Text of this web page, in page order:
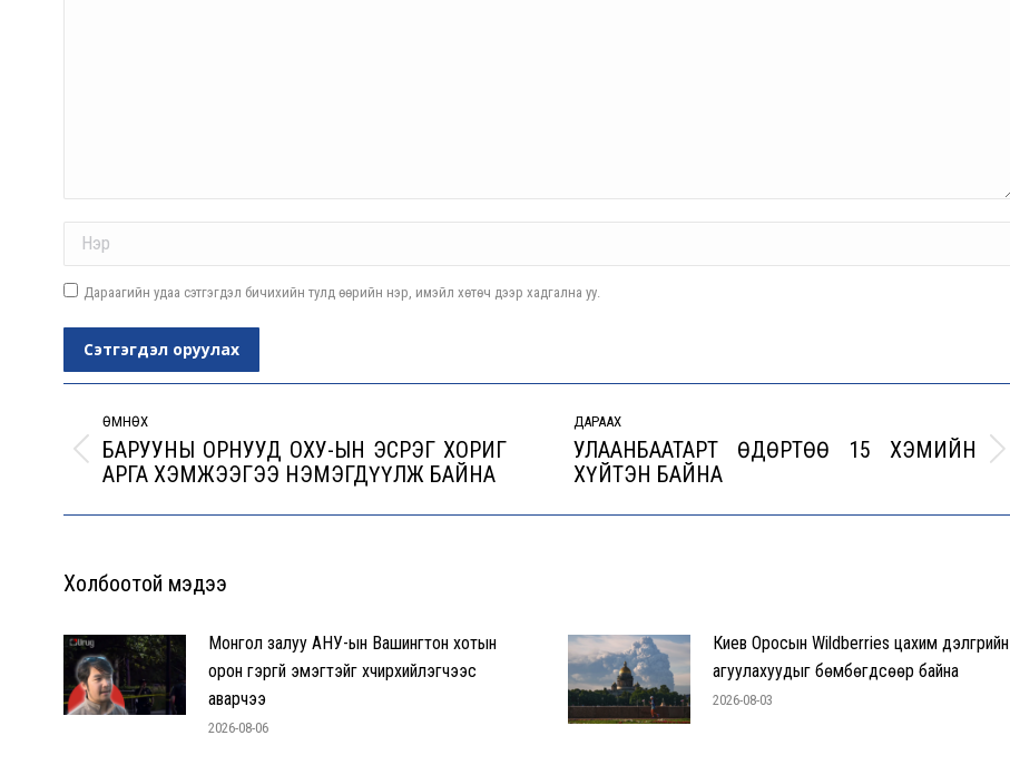
Дараагийн удаа сэтгэгдэл бичихийн тулд өөрийн нэр, имэйл хөтөч дээр хадгална уу.
Сэтгэгдэл оруулах
navigation
ӨМНӨХ
Previous
БАРУУНЫ ОРНУУД ОХУ-ЫН ЭСРЭГ ХОРИГ
АРГА ХЭМЖЭЭГЭЭ НЭМЭГДҮҮЛЖ БАЙНА
ДАРААХ
Next
УЛААНБААТАРТ ӨДӨРТӨӨ 15 ХЭМИЙН
ХҮЙТЭН БАЙНА
Холбоотой мэдээ
Монгол залуу АНУ-ын Вашингтон хотын
орон гэргүй эмэгтэйг хүчирхийлэгчээс
аварчээ
2026-08-06
Киев Оросын Wildberries цахим дэлгүүрийн
агуулахуудыг бөмбөгдсөөр байна
2026-08-03